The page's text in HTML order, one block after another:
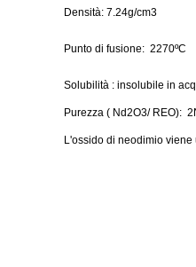
Densità: 7.24g/cm3
Punto di fusione: 2270ºC
Solubilità : insolubile in
Purezza ( Nd2O3/ REO):
L'ossido di neodimio